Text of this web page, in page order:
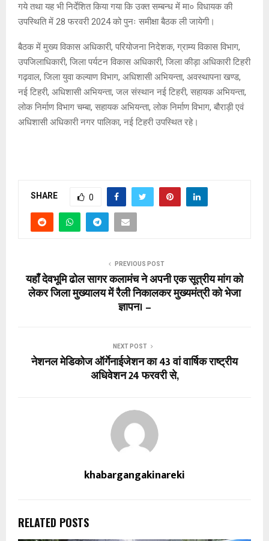
गये तथा यह भी निर्देशित किया गया कि उक्त सम्बन्ध में मा० विधायक की
उपस्थिति में 28 फरवरी 2024 को पुनः समीक्षा बैठक ली जायेगी।
बैठक में मुख्य विकास अधिकारी, परियोजना निदेशक, ग्राम्य विकास विभाग,
उपजिलाधिकारी, जिला पर्यटन विकास अधिकारी, जिला कीड़ा अधिकारी टिहरी
गढ़वाल, जिला युवा कल्याण विभाग, अधिशासी अभियन्ता, अवस्थापना खण्ड,
नई टिहरी, अधिशासी अभियन्ता, जल संस्थान नई टिहरी, सहायक अभियन्ता,
लोक निर्माण विभाग चम्बा, सहायक अभियन्ता, लोक निर्माण विभाग, बौराड़ी एवं
अधिशासी अधिकारी नगर पालिका, नई टिहरी उपस्थित रहे।
SHARE 0
PREVIOUS POST
यहाँ देवभूमि ढोल सागर कलामंच ने अपनी एक सूत्रीय मांग को
लेकर जिला मुख्यालय में रैली निकालकर मुख्यमंत्री को भेजा
ज्ञापन। –
NEXT POST
नेशनल मेडिकोज ऑर्गेनाईजेशन का 43 वां वार्षिक राष्ट्रीय
अधिवेशन 24 फरवरी से,
khabargangakinareki
RELATED POSTS